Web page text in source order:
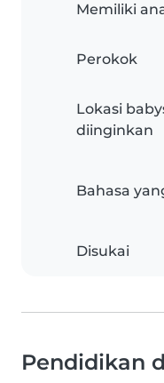
Memiliki
Perokok
Lokasi
diinginkan
Bahasa
Disukai
Pendidikan